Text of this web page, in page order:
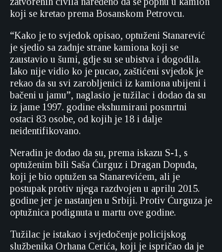
koji se kretao prema Bosanskom Petrovcu.
“Kako je to svjedok opisao, optuženi Stanarević
je sjedio sa zadnje strane kamiona koji se
zaustavio u šumi, gdje su se ubistva i dogodila.
Iako nije vidio ko je pucao, zaštićeni svjedok je
rekao da su svi zarobljenici iz kamiona ubijeni i
bačeni u jamu”, naglasio je tužilac i dodao da su
iz jame 1997. godine ekshumirani posmrtni
ostaci 83 osobe, od kojih je 18 i dalje
neidentifikovano.
Neradin je dodao da su, prema iskazu S-1, s
optuženim bili Saša Ćurguz i Dragan Dopuđa,
koji je bio optužen sa Stanarevićem, ali je
postupak protiv njega razdvojen u aprilu 2015.
godine jer je nastanjen u Srbiji. Protiv Ćurguza je
optužnica podignuta u martu ove godine.
Tužilac je istakao i svjedočenje policijskog
službenika Orhana Cerića, koji je ispričao da je